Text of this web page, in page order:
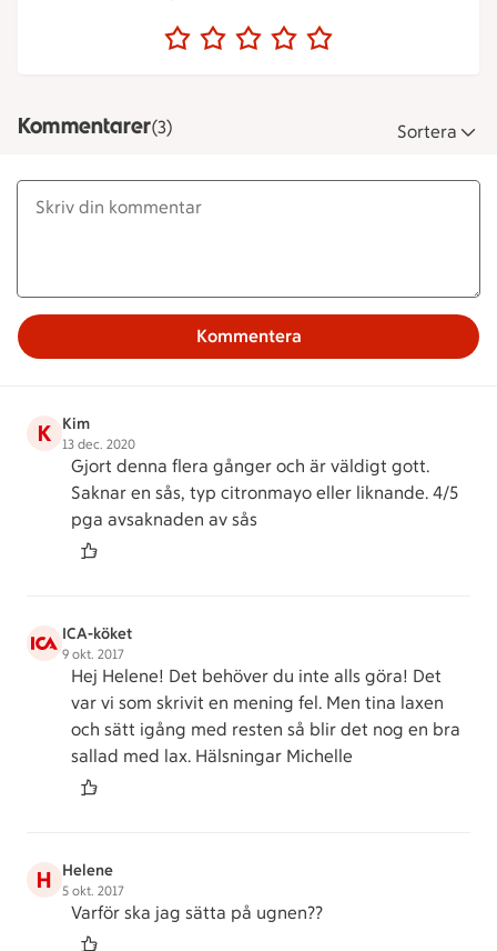
Kommentarer(3) Sortera
Kommentera
K Kim
13 dec. 2020
Gjort denna flera gånger och är väldigt gott.
Saknar en sås, typ citronmayo eller liknande. 4/5
pga avsaknaden av sås
ICA-köket
9 okt. 2017
Hej Helene! Det behöver du inte alls göra! Det
var vi som skrivit en mening fel. Men tina laxen
och sätt igång med resten så blir det nog en bra
sallad med lax. Hälsningar Michelle
H Helene
5 okt. 2017
Varför ska jag sätta på ugnen??